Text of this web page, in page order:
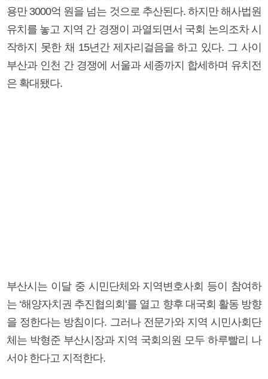
용만 3000억 원을 넘는 것으로 추산된다. 하지만 해사법원
유치를 놓고 지역 간 경쟁이 과열되면서 국회 논의조차 시
작하지 못한 채 15년간 제자리걸음을 하고 있다. 그 사이
부산과 인천 간 경쟁에 서울과 세종까지 합세하며 유치전
은 확대됐다.
부산시는 이달 중 시민단체와 지역변호사회 등이 참여하
는 ‘해양자치권 추진협의회’를 열고 향후 대국회 활동 방향
을 정한다는 방침이다. 그러나 전문가와 지역 시민사회단
체는 박형준 부산시장과 지역 국회의원 모두 하루빨리 나
서야 한다고 지적한다.